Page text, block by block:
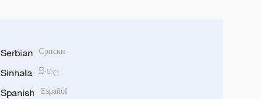
Serbian Српски
Sinhala සිංහල
Spanish Español